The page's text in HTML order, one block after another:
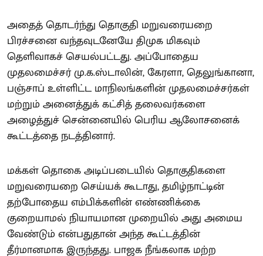
அதைத் தொடர்ந்து தொகுதி மறுவரையறை
பிரச்சனை வந்தவுடனேயே திமுக மிகவும்
தெளிவாகச் செயல்பட்டது. அப்போதைய
முதலமைச்சர் மு.க.ஸ்டாலின், கேரளா, தெலுங்கானா,
பஞ்சாப் உள்ளிட்ட மாநிலங்களின் முதலமைச்சர்கள்
மற்றும் அனைத்துக் கட்சித் தலைவர்களை
அழைத்துச் சென்னையில் பெரிய ஆலோசனைக்
கூட்டத்தை நடத்தினார்.
மக்கள் தொகை அடிப்படையில் தொகுதிகளை
மறுவரையறை செய்யக் கூடாது, தமிழ்நாட்டின்
தற்போதைய எம்பிக்களின் எண்ணிக்கை
குறையாமல் நியாயமான முறையில் அது அமைய
வேண்டும் என்பதுதான் அந்த கூட்டத்தின்
தீர்மானமாக இருந்தது. பாஜக நீங்கலாக மற்ற